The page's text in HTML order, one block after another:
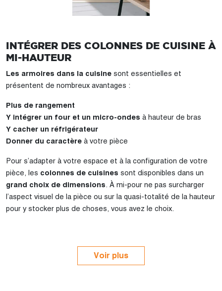
INTÉGRER DES COLONNES DE CUISINE À
MI-HAUTEUR
Les armoires dans la cuisine sont essentielles et
présentent de nombreux avantages :
Plus de rangement
Y intégrer un four et un micro-ondes à hauteur de bras
Y cacher un réfrigérateur
Donner du caractère à votre pièce
Pour s’adapter à votre espace et à la configuration de votre
pièce, les colonnes de cuisines sont disponibles dans un
grand choix de dimensions. À mi-pour ne pas surcharger
l’aspect visuel de la pièce ou sur la quasi-totalité de la hauteur
pour y stocker plus de choses, vous avez le choix.
Voir plus